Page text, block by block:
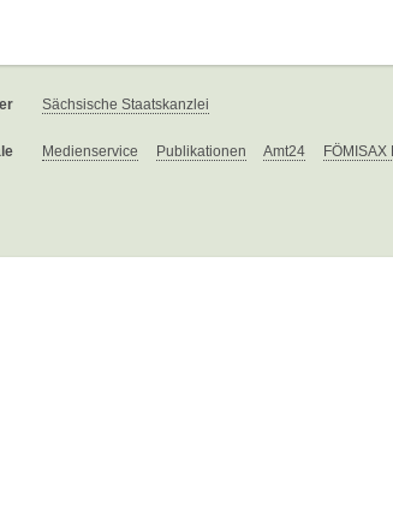
Sächsische Staatskanzlei
Medienservice Publikationen Amt24